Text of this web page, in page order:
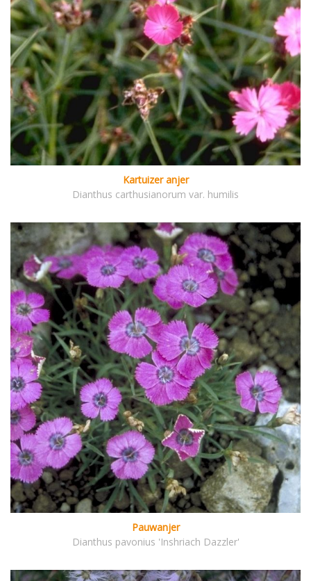
Kartuizer anjer
Dianthus carthusianorum var. humilis
Pauwanjer
Dianthus pavonius 'Inshriach Dazzler'